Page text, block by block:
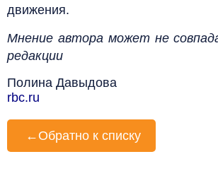
движения.
Мнение автора может не
редакции
Полина Давыдова
rbc.ru
← Обратно к списку